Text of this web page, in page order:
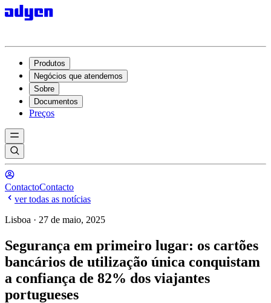
Produtos
Negócios que atendemos
Sobre
Documentos
Preços
ContactoContacto
ver todas as notícias
Lisboa · 27 de maio, 2025
Segurança em primeiro lugar: os cartões
bancários de utilização única conquistam
a confiança de 82% dos viajantes
portugueses